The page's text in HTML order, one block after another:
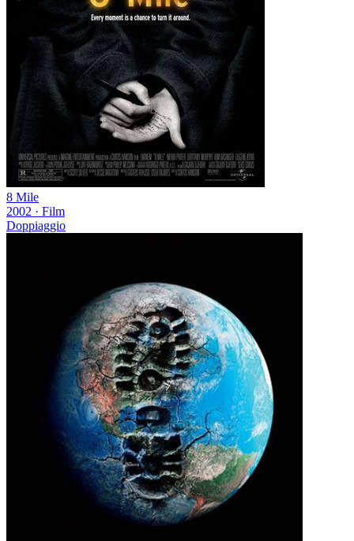
8 Mile
2002 · Film
Doppiaggio